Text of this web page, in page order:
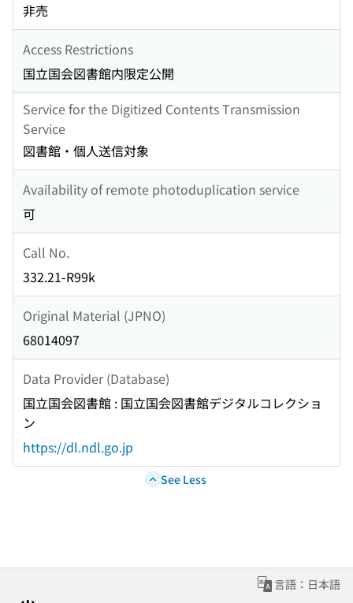
非売
Access Restrictions
国立国会図書館内限定公開
Service for the Digitized Contents Transmission
Service
図書館・個人送信対象
Availability of remote photoduplication service
可
Call No.
332.21-R99k
Original Material (JPNO)
68014097
Data Provider (Database)
国立国会図書館 : 国立国会図書館デジタルコレクショ
ン
https://dl.ndl.go.jp
See Less
言語：日本語